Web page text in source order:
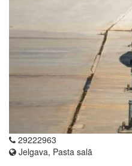
29222963
Jelgava, Pasta salā